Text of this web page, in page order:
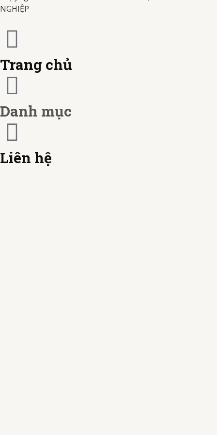
a t
r
c
a
d
-
NGHIỆP
Trang chủ
Danh mục
Liên hệ